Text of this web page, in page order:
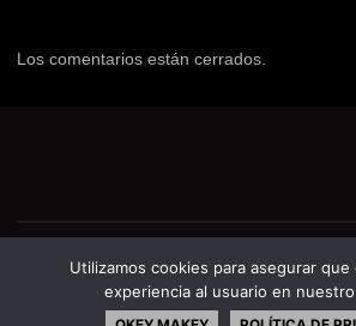
Los comentarios están cerrados.
Utilizamos cookies para asegurar que
experiencia al usuario en